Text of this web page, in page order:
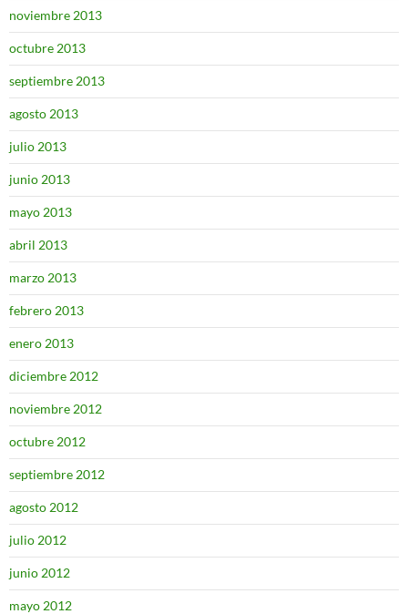
noviembre 2013
octubre 2013
septiembre 2013
agosto 2013
julio 2013
junio 2013
mayo 2013
abril 2013
marzo 2013
febrero 2013
enero 2013
diciembre 2012
noviembre 2012
octubre 2012
septiembre 2012
agosto 2012
julio 2012
junio 2012
mayo 2012